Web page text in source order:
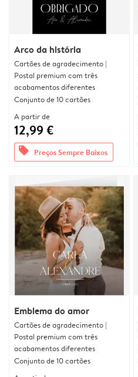
Arco da história
Cartões de agradecimento |
Postal premium com três
acabamentos diferentes
Conjunto de 10 cartões
A partir de
12,99 €
offers Preços Sempre Baixos
Emblema do amor
Cartões de agradecimento |
Postal premium com três
acabamentos diferentes
Conjunto de 10 cartões